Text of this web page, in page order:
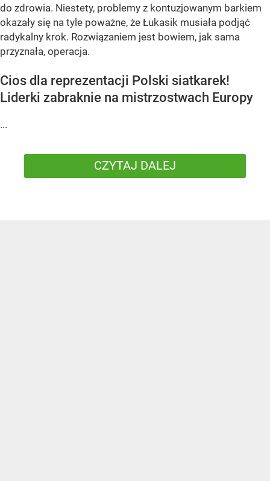
do zdrowia. Niestety, problemy z kontuzjowanym barkiem
okazały się na tyle poważne, że Łukasik musiała podjąć
radykalny krok. Rozwiązaniem jest bowiem, jak sama
przyznała, operacja.
Cios dla reprezentacji Polski siatkarek!
Liderki zabraknie na mistrzostwach Europy
...
CZYTAJ DALEJ